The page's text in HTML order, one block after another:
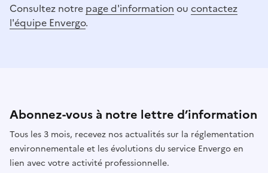
Consultez notre page d'information ou contactez
l'équipe Envergo.
Abonnez-vous à notre lettre d’information
Tous les 3 mois, recevez nos actualités sur la réglementation
environnementale et les évolutions du service Envergo en
lien avec votre activité professionnelle.